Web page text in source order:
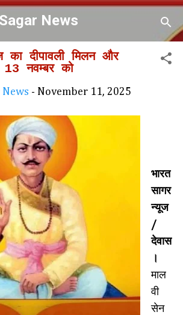
Skip to main content
News
का दीपावली मिलन और
13 नवम्बर को
News - November 11, 2025
भारत
सागर
न्यूज
/
देवास
।
माल
वी
सेन